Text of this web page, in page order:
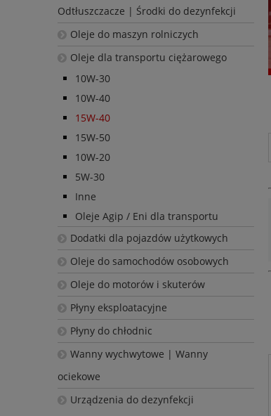
Odtłuszczacze | Środki do dezynfekcji
Oleje do maszyn rolniczych
Oleje dla transportu ciężarowego
10W-30
10W-40
15W-40
15W-50
10W-20
5W-30
Inne
Oleje Agip / Eni dla transportu
Dodatki dla pojazdów użytkowych
Oleje do samochodów osobowych
Oleje do motorów i skuterów
Płyny eksploatacyjne
Płyny do chłodnic
Wanny wychwytowe | Wanny
ociekowe
Urządzenia do dezynfekcji